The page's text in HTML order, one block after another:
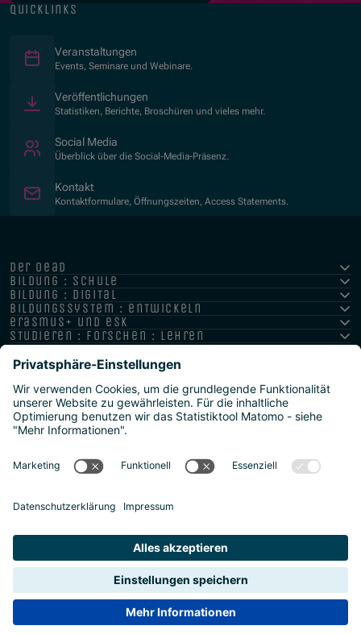
quicklinks
Veranstaltungen
Events, Seminare und Webinare.
Veröffentlichungen
Statistiken, Berichte, Broschüren und vieles mehr.
Social Media
Überblick über die Social-Media-Präsenz.
Kontakt
Kontaktformulare, Öffnungszeiten, Access Statements.
der oead
bildung : schule
bildung : digital
bildungssystem : entwickeln
erasmus+ und esk
studieren : forschen : lehren
hochschule : strategie : international
2026 | Agentur für Bildung und Internationalisierung
Datenschutz
Meldestelle/Hinweisgeber
Sitemap